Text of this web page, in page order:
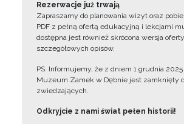
Rezerwacje już trwają
Zapraszamy do planowania wizyt oraz
PDF z pełną ofertą edukacyjną i lekcjami
dostępna jest również skrócona wersja
szczegółowych opisów.
PS. Informujemy, że z dniem 1 grudnia 2025
Muzeum Zamek w Dębnie jest zamknięty
zwiedzających.
Odkryjcie z nami świat pełen historii!